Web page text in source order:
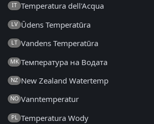
IT Temperatura dell'Acqua
LV Ūdens Temperatūra
LT Vandens Temperatūra
MK Температура на Водата
NZ New Zealand Watertemp
NO Vanntemperatur
PL Temperatura Wody